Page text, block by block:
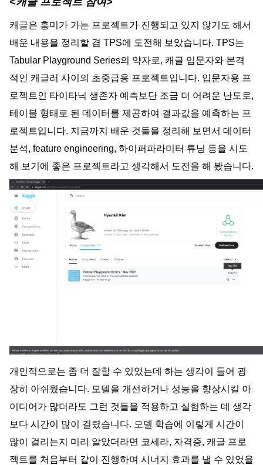
캐글은 흥미가 가는 프로젝트가 진행되고 있지 않기도 해서
배운 내용을 정리할 겸 TPS에 도전해 보았습니다. TPS는
Tabular Playground Series의 약자로, 캐글 입문자와 본격
적인 캐글러 사이의 초중급용 프로젝트입니다. 입문자용 프
로젝트인 타이타닉 생존자 예측보단 조금 더 어려운 난도로,
테이블 형태로 된 데이터를 제공하여 결과값을 예측하는 프
로젝트입니다. 지금까지 배운 것들을 정리해 보면서 데이터
분석, feature engineering, 하이퍼파라미터 튜닝 등을 시도
해 보기에 좋은 프로젝트라고 생각해서 도전을 해 봤습니다.
개인적으로는 좀 더 잘할 수 있었는데 하는 생각이 들어 굉
장히 아쉬웠습니다. 모델을 개선하거나 성능을 향상시킬 아
이디어가 많더라도 그런 것들을 적용하고 실험하는 데 생각
보다 시간이 많이 걸렸습니다. 모델 학습에 이렇게 시간이
많이 걸리는지 미리 알았더라면 코세라, 자격증, 캐글 프로
젝트를 처음부터 같이 진행하며 시너지 효과를 낼 수 있었을